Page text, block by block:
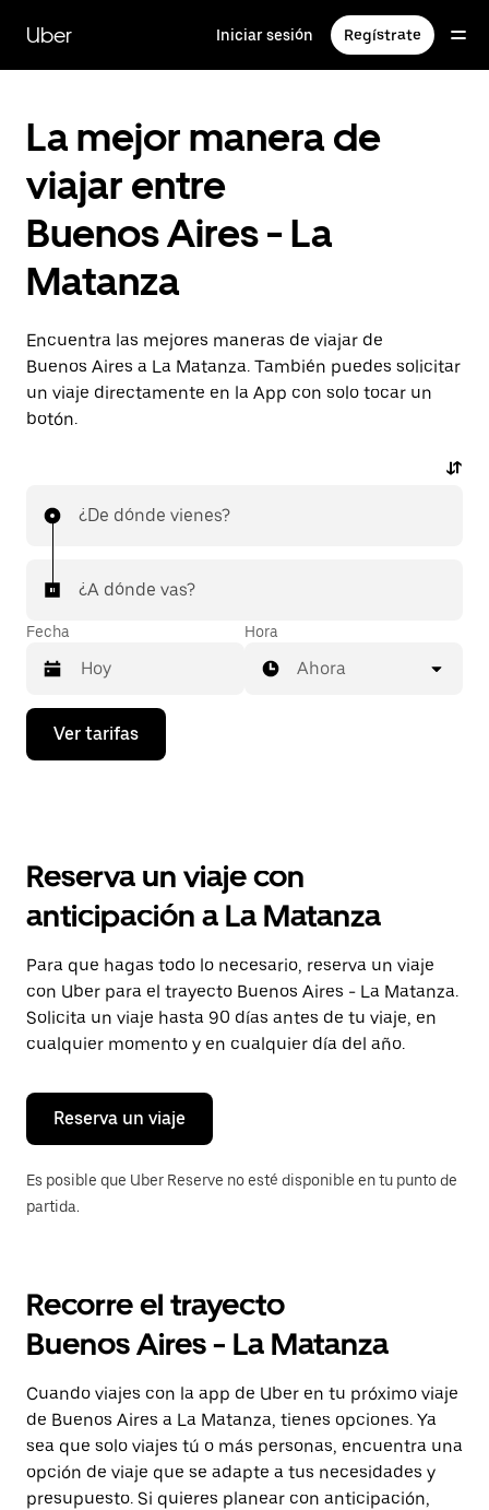
contenido
principal
Uber Iniciar sesión Regístrate
La mejor manera de
viajar entre
Buenos Aires - La
Matanza
Encuentra las mejores maneras de viajar de
Buenos Aires a La Matanza. También puedes solicitar
un viaje directamente en la App con solo tocar un
botón.
¿De dónde vienes?
¿A dónde vas?
Fecha
Presiona
flecha
el
y
selecciona
una
fecha.
Presiona
la
tecla Esc
para
el
calendario.
Hora
Ahora
Ver tarifas
Reserva un viaje con
anticipación a La Matanza
Para que hagas todo lo necesario, reserva un viaje
con Uber para el trayecto Buenos Aires - La Matanza.
Solicita un viaje hasta 90 días antes de tu viaje, en
cualquier momento y en cualquier día del año.
Reserva un viaje
Es posible que Uber Reserve no esté disponible en tu punto de
partida.
Recorre el trayecto
Buenos Aires - La Matanza
Cuando viajes con la app de Uber en tu próximo viaje
de Buenos Aires a La Matanza, tienes opciones. Ya
sea que solo viajes tú o más personas, encuentra una
opción de viaje que se adapte a tus necesidades y
presupuesto. Si quieres planear con anticipación,